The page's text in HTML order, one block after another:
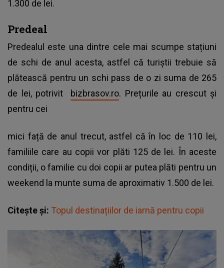
1.300 de lei.
Predeal
Predealul este una dintre cele mai scumpe stațiuni
de schi de anul acesta, astfel că turiștii trebuie să
plătească pentru un schi pass de o zi suma de 265
de lei, potrivit bizbrasov.ro. Prețurile au crescut și
pentru cei
mici față de anul trecut, astfel că în loc de 110 lei,
familiile care au copii vor plăti 125 de lei. În aceste
condiții, o familie cu doi copii ar putea plăti pentru un
weekend la munte suma de aproximativ 1.500 de lei.
Citește și: Topul destinațiilor de iarnă pentru copii